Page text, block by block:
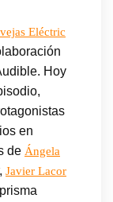
Eléctric
Hoy
en
de Ángela
Javier Lacor